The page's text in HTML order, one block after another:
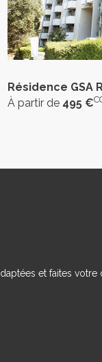
Résidence GSA
À partir de 495 €
et faites